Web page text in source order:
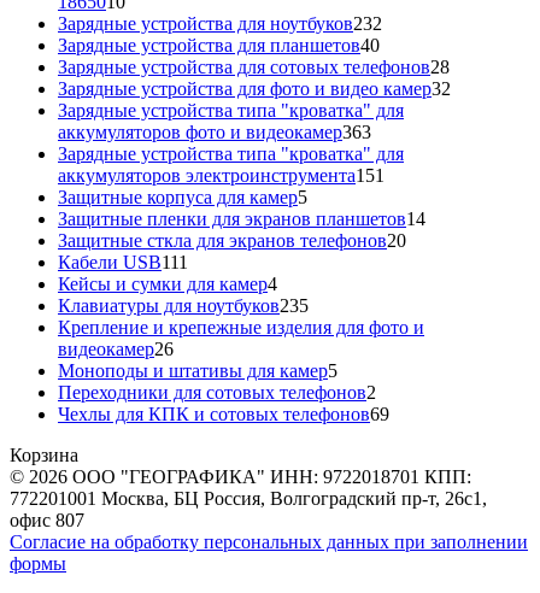
товаров
Зарядные устройства для ноутбуков232
Зарядные устройства для планшетов4040
товаров
Зарядные устройства для сотовых телефонов2828
товаров
Зарядные устройства для фото и видео камер32
Зарядные устройства типа "кроватка" для
аккумуляторов фото и видеокамер363363
товара
Зарядные устройства типа "кроватка" для
аккумуляторов электроинструмента151
Защитные корпуса для камер55
товаров
Защитные пленки для экранов планшетов1414
Защитные сткла для экранов телефонов2020
Кабели USB111
товаров
Кейсы и сумки для камер44
товара
Клавиатуры для ноутбуков235235
товаров
Крепление и крепежные изделия для фото и
видеокамер2626
товаров
Моноподы и штативы для камер55
товаров
Переходники для сотовых телефонов2
товара
Чехлы для КПК и сотовых телефонов6969
Корзина
© 2026 ООО "ГЕОГРАФИКА" ИНН: 9722018701 КПП:
772201001 Москва, БЦ Россия, Волгоградский пр-т, 26с1,
офис 807
Согласие на обработку персональных данных при заполнении
формы